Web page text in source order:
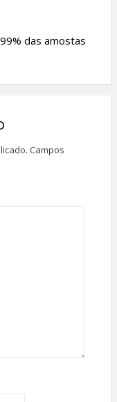
das amostas
Campos